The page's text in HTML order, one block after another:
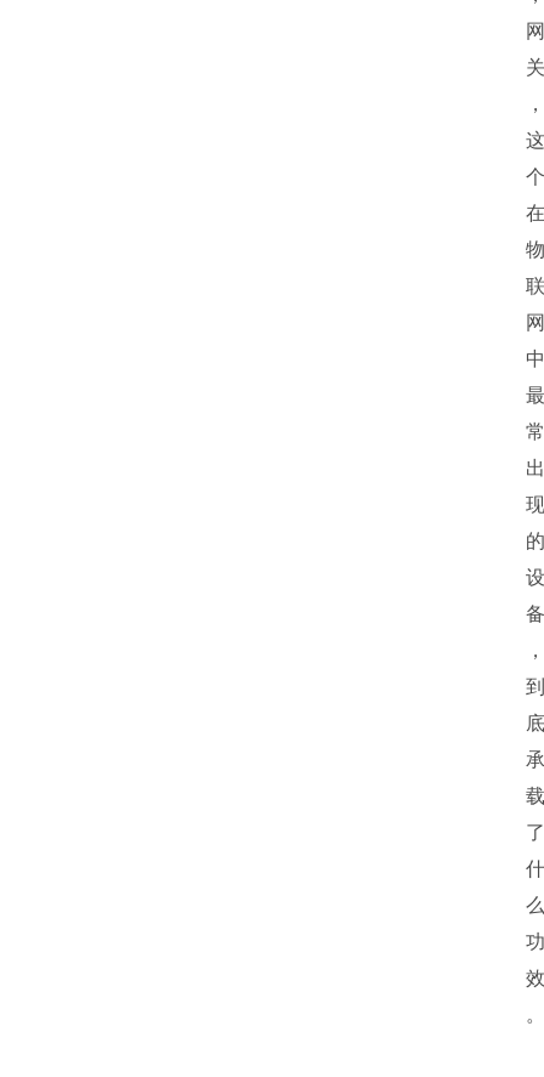
网
关
，
这
个
在
物
联
网
中
最
常
出
现
的
设
备
，
到
底
承
载
了
什
么
功
效
。